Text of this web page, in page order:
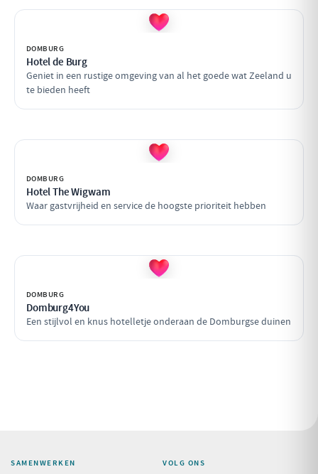
DOMBURG
Hotel de Burg
Geniet in een rustige omgeving van al het goede wat Zeeland u
te bieden heeft
DOMBURG
Hotel The Wigwam
Waar gastvrijheid en service de hoogste prioriteit hebben
DOMBURG
Domburg4You
Een stijlvol en knus hotelletje onderaan de Domburgse duinen
SAMENWERKEN VOLG ONS